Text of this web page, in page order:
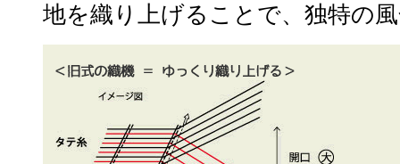
地を織り上げることで、独特の